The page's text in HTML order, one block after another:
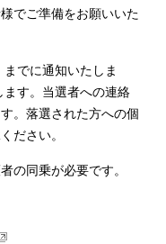
でご準備をお願いいた
でに通知いたしま
す。当選者への連絡
。落選された方への個
ださい。
の同乗が必要です。